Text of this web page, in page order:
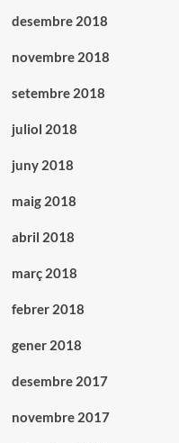
desembre 2018
novembre 2018
setembre 2018
juliol 2018
juny 2018
maig 2018
abril 2018
març 2018
febrer 2018
gener 2018
desembre 2017
novembre 2017